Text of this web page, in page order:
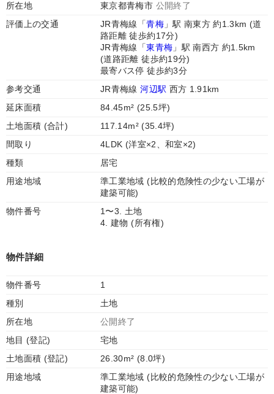
所在地 東京都青梅市 公開終了
評価上の交通
JR青梅線「青梅」駅 南東方 約1.3km (道
路距離 徒歩約17分)
JR青梅線「東青梅 」駅 南西方 約1.5km
(道路距離 徒歩約19分)
最寄バス停 徒歩約3分
参考交通
JR青梅線河辺駅 西方 1.91km
延床面積
84.45m² (25.5坪)
土地面積 (合計)
117.14m² (35.4坪)
間取り
4LDK (洋室×2、和室×2)
種類
居宅
用途地域
準工業地域 (比較的危険性の少ない工場が
建築可能)
物件番号
1〜3. 土地
4. 建物 (所有権)
物件詳細
物件番号
1
種別
土地
所在地
公開終了
地目 (登記)
宅地
土地面積 (登記)
26.30m² (8.0坪)
用途地域
準工業地域 (比較的危険性の少ない工場が
建築可能)